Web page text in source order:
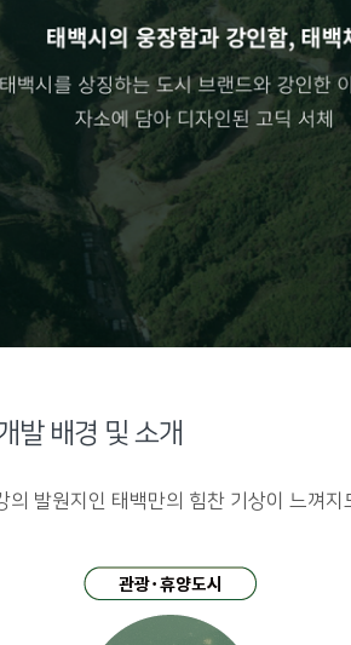
발 배경 및 소개
발원지인 태백만의 힘찬 기상이 느껴